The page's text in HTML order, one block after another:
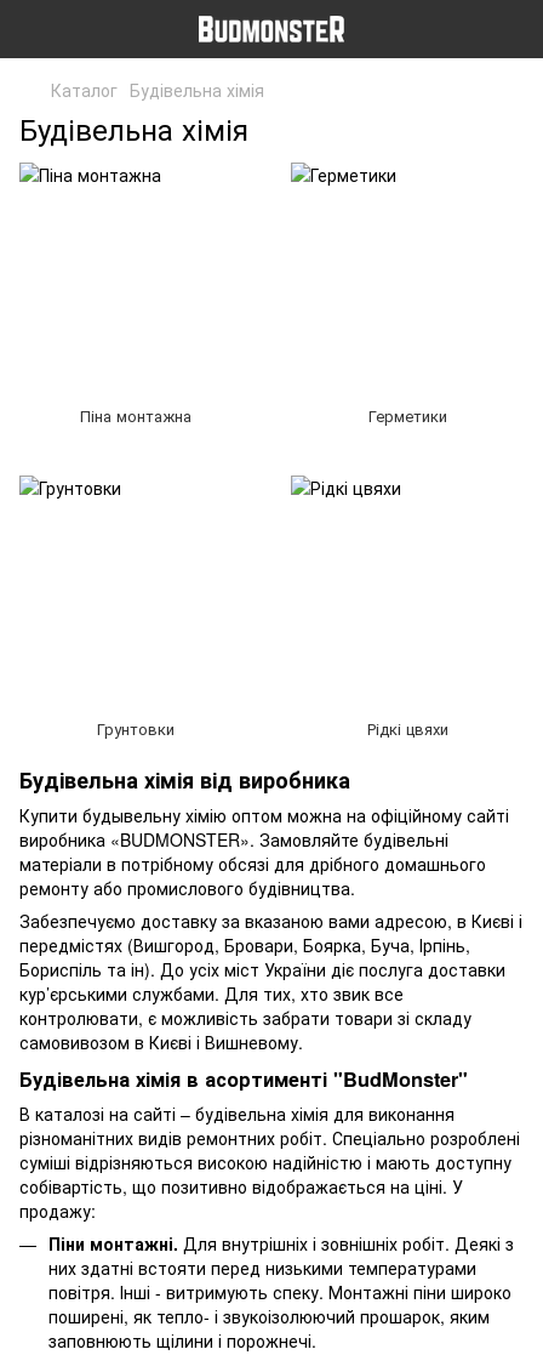
Каталог Будівельна хімія
Будівельна хімія
Будівельна хімія від виробника
Купити будывельну хімію оптом можна на офіційному сайті
виробника «BUDMONSTER». Замовляйте будівельні
матеріали в потрібному обсязі для дрібного домашнього
ремонту або промислового будівництва.
Забезпечуємо доставку за вказаною вами адресою, в Києві і
передмістях (Вишгород, Бровари, Боярка, Буча, Ірпінь,
Бориспіль та ін). До усіх міст України діє послуга доставки
кур’єрськими службами. Для тих, хто звик все
контролювати, є можливість забрати товари зі складу
самовивозом в Києві і Вишневому.
Будівельна хімія в асортименті "BudMonster"
В каталозі на сайті – будівельна хімія для виконання
різноманітних видів ремонтних робіт. Спеціально розроблені
суміші відрізняються високою надійністю і мають доступну
собівартість, що позитивно відображається на ціні. У
продажу:
Піни монтажні. Для внутрішніх і зовнішніх робіт. Деякі з
них здатні встояти перед низькими температурами
повітря. Інші - витримують спеку. Монтажні піни широко
поширені, як тепло- і звукоізолюючий прошарок, яким
заповнюють щілини і порожнечі.
Піна монтажна Герметики
Грунтовки Рідкі цвяхи